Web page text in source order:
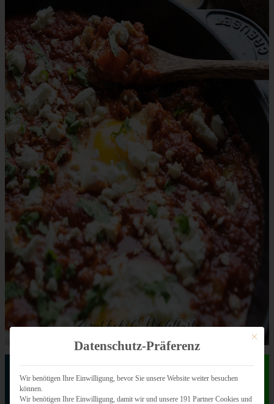
Mit
Datenschutz-Präferenz
Wir benötigen Ihre Einwilligung, bevor Sie unsere Website weiter besuchen
können.
Wir benötigen Ihre Einwilligung, damit wir und unsere 191 Partner Cookies und